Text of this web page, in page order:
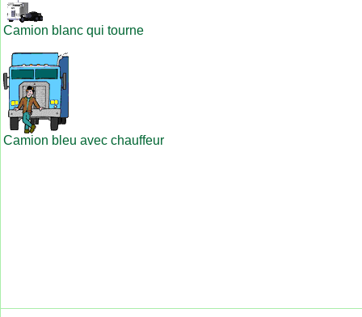
Camion blanc qui tourne
Camion bleu avec chauffeur